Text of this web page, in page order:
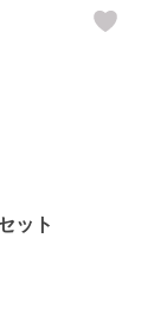
ット